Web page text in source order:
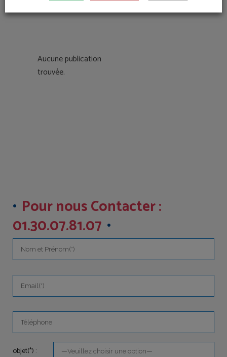
1 JUILLET 2026 responsables
26 JUIN 2026
Aucune publication
trouvée.
Pour nous Contacter :
01.30.07.81.07
objet(*) :